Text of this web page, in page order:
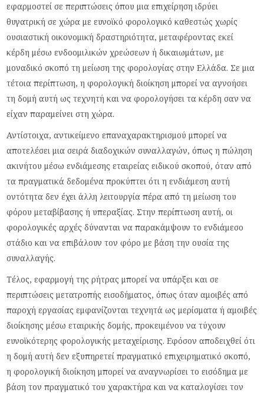
εφαρμοστεί σε περιπτώσεις όπου μια επιχείρηση ιδρύει
θυγατρική σε χώρα με ευνοϊκό φορολογικό καθεστώς χωρίς
ουσιαστική οικονομική δραστηριότητα, μεταφέροντας εκεί
κέρδη μέσω ενδοομιλικών χρεώσεων ή δικαιωμάτων, με
μοναδικό σκοπό τη μείωση της φορολογίας στην Ελλάδα. Σε μια
τέτοια περίπτωση, η φορολογική διοίκηση μπορεί να αγνοήσει
τη δομή αυτή ως τεχνητή και να φορολογήσει τα κέρδη σαν να
είχαν παραμείνει στη χώρα.
Αντίστοιχα, αντικείμενο επαναχαρακτηρισμού μπορεί να
αποτελέσει μια σειρά διαδοχικών συναλλαγών, όπως η πώληση
ακινήτου μέσω ενδιάμεσης εταιρείας ειδικού σκοπού, όταν από
τα πραγματικά δεδομένα προκύπτει ότι η ενδιάμεση αυτή
οντότητα δεν έχει άλλη λειτουργία πέρα από τη μείωση του
φόρου μεταβίβασης ή υπεραξίας. Στην περίπτωση αυτή, οι
φορολογικές αρχές δύνανται να παρακάμψουν το ενδιάμεσο
στάδιο και να επιβάλουν τον φόρο με βάση την ουσία της
συναλλαγής.
Τέλος, εφαρμογή της ρήτρας μπορεί να υπάρξει και σε
περιπτώσεις μετατροπής εισοδήματος, όπως όταν αμοιβές από
παροχή εργασίας εμφανίζονται τεχνητά ως μερίσματα ή αμοιβές
διοίκησης μέσω εταιρικής δομής, προκειμένου να τύχουν
ευνοϊκότερης φορολογικής μεταχείρισης. Εφόσον αποδειχθεί ότι
η δομή αυτή δεν εξυπηρετεί πραγματικό επιχειρηματικό σκοπό,
η φορολογική διοίκηση μπορεί να αναγνωρίσει το εισόδημα με
βάση τον πραγματικό του χαρακτήρα και να καταλογίσει τον